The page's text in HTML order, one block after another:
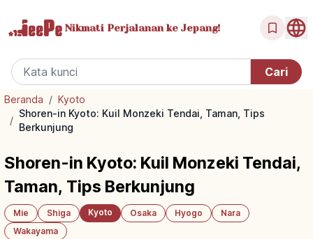
Nikmati Perjalanan ke Jepang!
Beranda / Kyoto
/
Shoren-in Kyoto: Kuil Monzeki Tendai, Taman, Tips
Berkunjung
Shoren-in Kyoto: Kuil Monzeki Tendai,
Taman, Tips Berkunjung
Mie Shiga Kyoto Osaka Hyogo
Nara
Wakayama